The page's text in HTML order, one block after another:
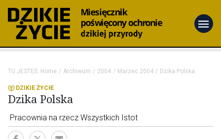
menu
TU JESTEŚ: Home Archiwum 2004 Marzec 2004 Dzika Polska
DZIKIE ŻYCIE
Dzika Polska
Pracownia na rzecz Wszystkich Istot